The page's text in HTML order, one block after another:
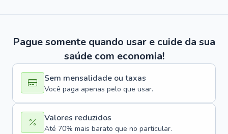
Pague somente quando usar e cuide da sua
saúde com economia!
Sem mensalidade ou taxas
Você paga apenas pelo que usar.
Valores reduzidos
Até 70% mais barato que no particular.